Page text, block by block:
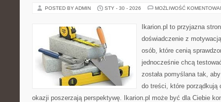
POSTED BY ADMIN STY - 30 - 2026 MOŻLIWOŚĆ
Ikarion.pl to przyjazna
doświadczenie z
osób, które cenią
jednocześnie chcą
została pomyślana tak,
do treści, które porządkują
okazji poszerzają perspektywę. Ikarion.pl może być dla Ciebie